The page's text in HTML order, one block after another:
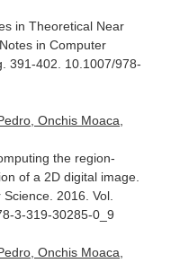
in Theoretical Near
in Computer
391-402. 10.1007/978-
Onchis Moaca,
the region-
of a 2D digital image.
Science. 2016. Vol.
3-319-30285-0_9
Onchis Moaca,